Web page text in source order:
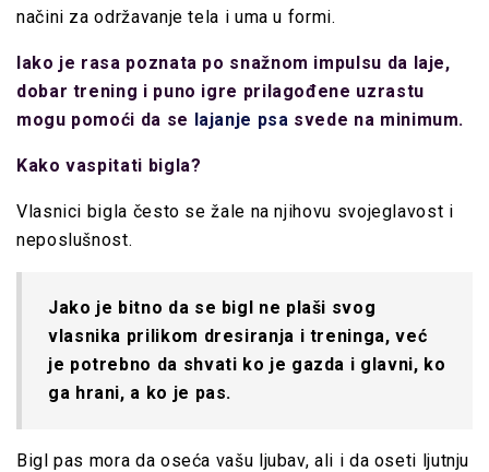
načini za održavanje tela i uma u ​​formi.
Iako je rasa poznata po snažnom impulsu da laje,
dobar trening i puno igre prilagođene uzrastu
mogu pomoći da se lajanje psa svede na minimum.
Kako vaspitati bigla?
Vlasnici bigla često se žale na njihovu svojeglavost i
neposlušnost.
Jako je bitno da se bigl ne plaši svog
vlasnika prilikom dresiranja i treninga, već
je potrebno da shvati ko je gazda i glavni, ko
ga hrani, a ko je pas.
Bigl pas mora da oseća vašu ljubav, ali i da oseti ljutnju